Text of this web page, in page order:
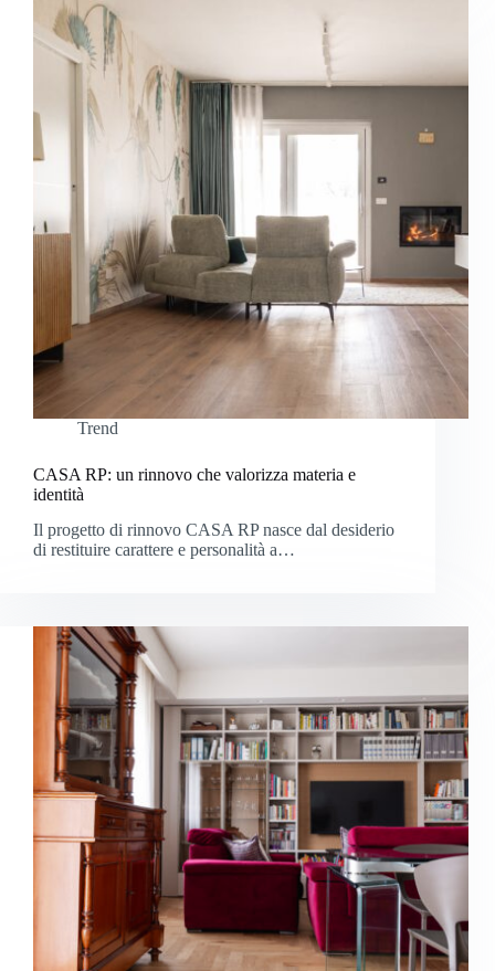
Trend
CASA RP: un rinnovo che valorizza materia e
identità
Il progetto di rinnovo CASA RP nasce dal desiderio
di restituire carattere e personalità a…